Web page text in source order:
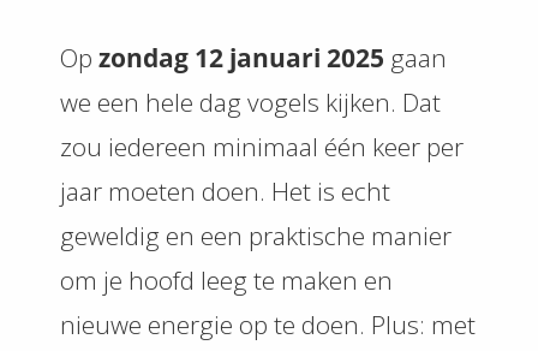
Op zondag 12 januari 2025 gaan
we een hele dag vogels kijken. Dat
zou iedereen minimaal één keer per
jaar moeten doen. Het is echt
geweldig en een praktische manier
om je hoofd leeg te maken en
nieuwe energie op te doen. Plus: met